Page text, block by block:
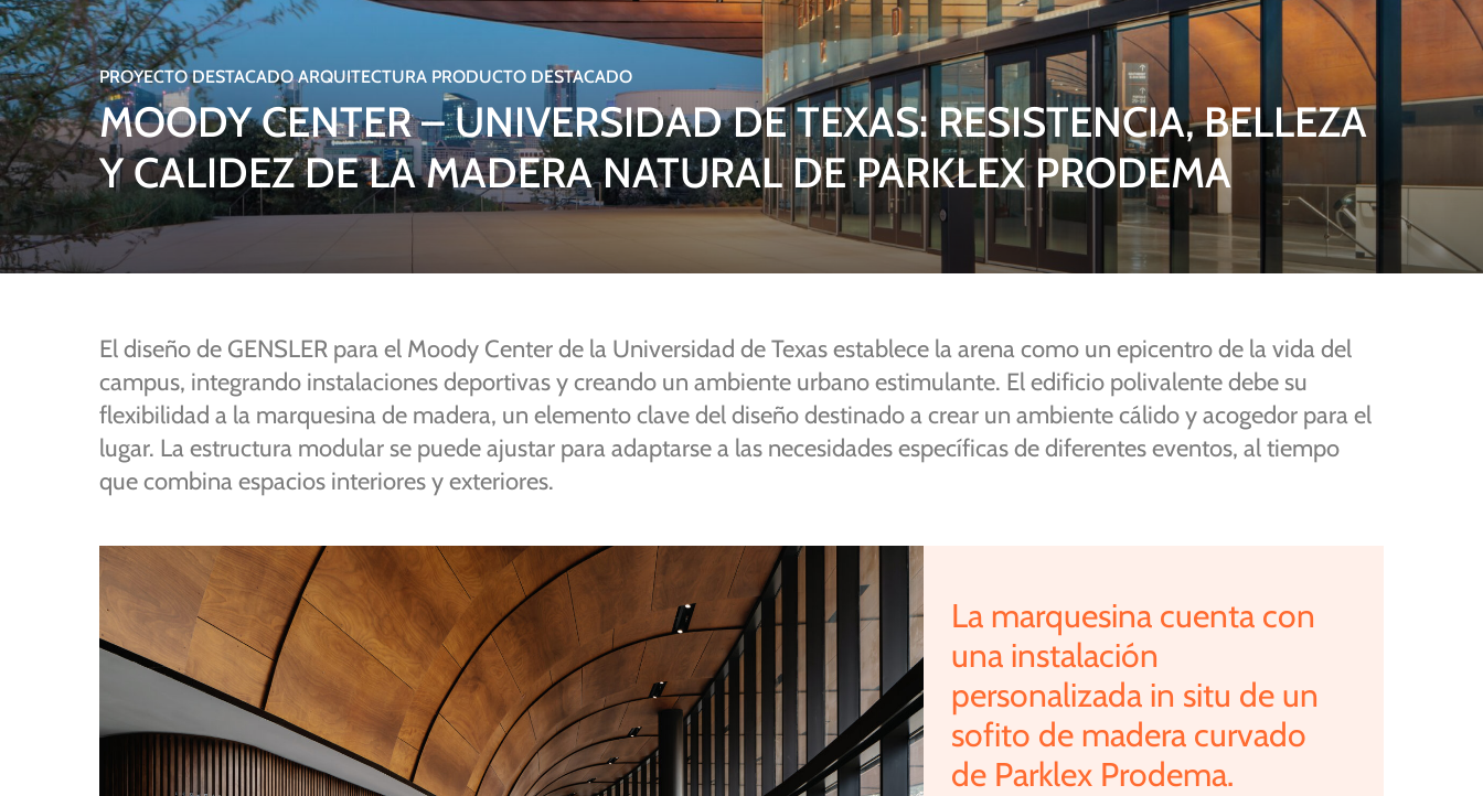
PROYECTO DESTACADO ARQUITECTURA PRODUCTO DESTACADO
MOODY CENTER – UNIVERSIDAD DE TEXAS: RESISTENCIA, BELLEZA
Y CALIDEZ DE LA MADERA NATURAL DE PARKLEX PRODEMA
Eldiseñode GENSLER parael Moody Centerde la Universidad deTexasestablece laarenacomo un epicentrode lavidadel
campus, integrando instalacionesdeportivasycreando un ambiente urbanoestimulante. Eledificio polivalentedebesu
flexibilidad a la marquesinade madera, un elementoclavedeldiseñodestinadoacrear un ambientecálidoyacogedor parael
lugar. Laestructura modularse puedeajustar paraadaptarsea las necesidadesespecíficasdediferenteseventos, altiempo
quecombinaespacios interioresyexteriores.
La marquesina cuenta con
una instalación
personalizada in situ de un
sofito de madera curvado
de Parklex Prodema.